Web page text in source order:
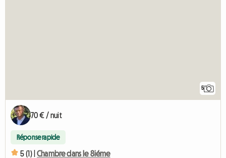
5
70 € / nuit
Réponse rapide
5 (1) | Chambre dans le 8iéme